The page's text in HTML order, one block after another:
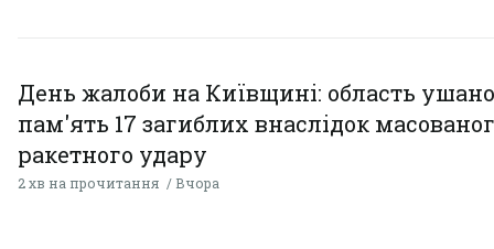
День жалоби на Київщині: область
пам'ять 17 загиблих внаслідок
ракетного удару
2 хв на прочитання Вчора